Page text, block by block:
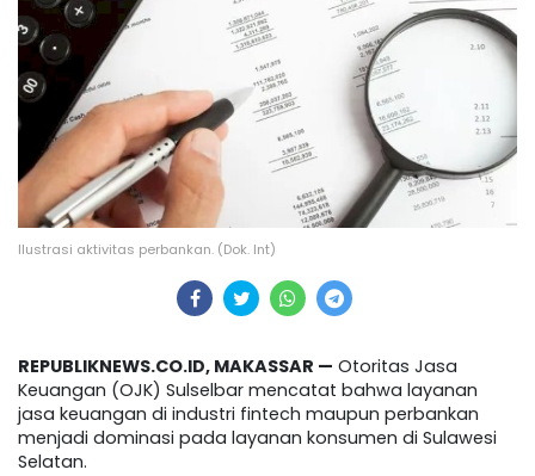
Ilustrasi aktivitas perbankan. (Dok. Int)
REPUBLIKNEWS.CO.ID, MAKASSAR — Otoritas Jasa
Keuangan (OJK) Sulselbar mencatat bahwa layanan
jasa keuangan di industri fintech maupun perbankan
menjadi dominasi pada layanan konsumen di Sulawesi
Selatan.